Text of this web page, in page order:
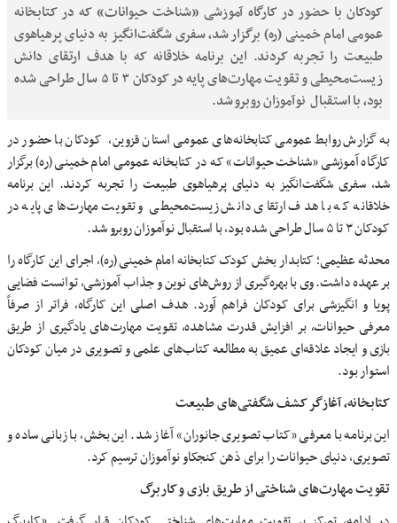
کودکان با حضور در کارگاه آموزشی «شناخت حیوانات» که در کتابخانه
عمومی امام خمینی (ره) برگزار شد، سفری شگفت‌انگیز به دنیای پرهیاهوی
طبیعت را تجربه کردند. این برنامه خلاقانه که با هدف ارتقای دانش
زیست‌محیطی و تقویت مهارت‌های پایه در کودکان ۳ تا ۵ سال طراحی شده
بود، با استقبال نوآموزان روبرو شد.
به گزارش روابط عمومی کتابخانه‌های عمومی استان قزوین، ‌ کودکان با حضور در
کارگاه آموزشی «شناخت حیوانات» که در کتابخانه عمومی امام خمینی (ره) برگزار
شد، سفری شگفت‌انگیز به دنیای پرهیاهوی طبیعت را تجربه کردند. این برنامه
خلاقانه که با هدف ارتقای دانش زیست‌محیطی و تقویت مهارت‌های پایه در
کودکان ۳ تا ۵ سال طراحی شده بود، با استقبال نوآموزان روبرو شد.
محدثه عظیمی؛ کتابدار بخش کودک کتابخانه امام خمینی (ره)، اجرای این کارگاه را
بر عهده داشت. وی با بهره‌گیری از روش‌های نوین و جذاب آموزشی، توانست فضایی
پویا و انگیزشی برای کودکان فراهم آورد. هدف اصلی این کارگاه، فراتر از صرفاً
معرفی حیوانات، بر افزایش قدرت مشاهده، تقویت مهارت‌های یادگیری از طریق
بازی و ایجاد علاقه‌ای عمیق به مطالعه کتاب‌های علمی و تصویری در میان کودکان
استوار بود.
کتابخانه، آغازگر کشف شگفتی‌های طبیعت
این برنامه با معرفی «کتاب تصویری جانوران» آغاز شد. این بخش، با زبانی ساده و
تصویری، دنیای حیوانات را برای ذهن کنجکاو نوآموزان ترسیم کرد.
تقویت مهارت‌های شناختی از طریق بازی و کاربرگ